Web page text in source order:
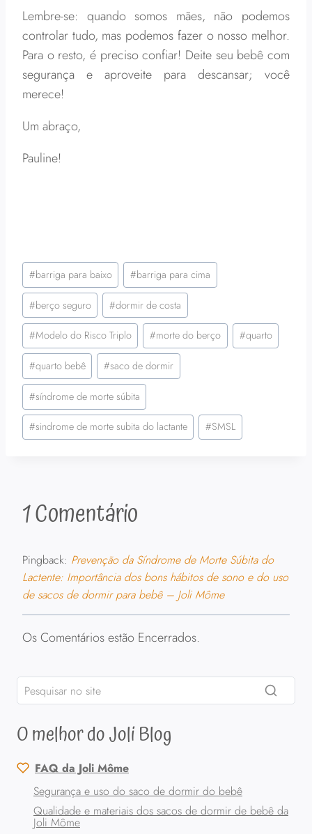
Lembre-se: quando somos mães, não podemos
controlar tudo, mas podemos fazer o nosso melhor.
Para o resto, é preciso confiar! Deite seu bebê com
segurança e aproveite para descansar; você
merece!
Um abraço,
Pauline!
Tags
do
Post:
#barriga para baixo #barriga para cima
#berço seguro #dormir de costa
#Modelo do Risco Triplo #morte do berço #quarto
#quarto bebê #saco de dormir
#síndrome de morte súbita
#sindrome de morte subita do lactante #SMSL
1 Comentário
Pingback: Prevenção da Síndrome de Morte Súbita do
Lactente: Importância dos bons hábitos de sono e do uso
de sacos de dormir para bebê – Joli Môme
Os Comentários estão Encerrados.
O melhor do Joli Blog
FAQ da Joli Môme
Segurança e uso do saco de dormir do bebê
Qualidade e materiais dos sacos de dormir de bebê da
Joli Môme